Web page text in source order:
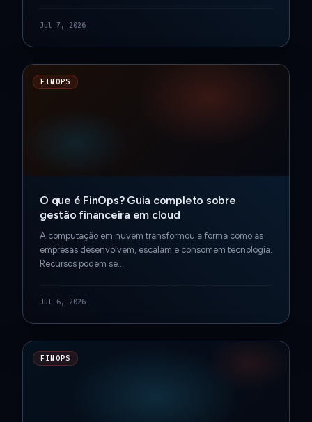
Jul 7, 2026
FINOPS
O que é FinOps? Guia completo sobre
gestão financeira em cloud
A computação em nuvem transformou a forma como as
empresas desenvolvem, escalam e consomem tecnologia.
Recursos podem se…
Jul 6, 2026
FINOPS